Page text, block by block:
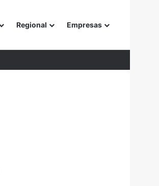
Regional Empresas